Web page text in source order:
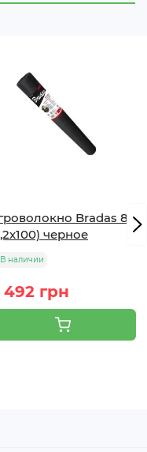
Bradas 80
черное
В наличии
492 грн